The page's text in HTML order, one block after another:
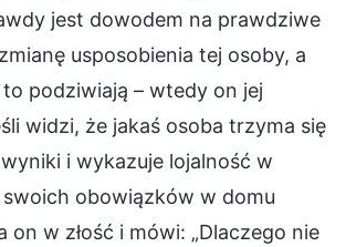
jest dowodem na prawdziwe
usposobienia tej osoby, a
podziwiają – wtedy on jej
widzi, że jakaś osoba trzyma się
i wykazuje lojalność w
obowiązków w domu
on w złość i mówi: „Dlaczego nie